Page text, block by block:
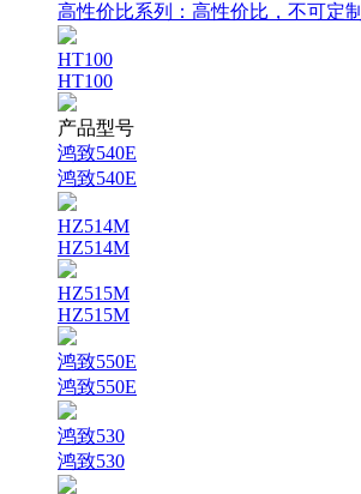
高性价比系列： 高性价比，不可定制
HT100
HT100
产品型号
鸿致540E
鸿致540E
HZ514M
HZ514M
HZ515M
HZ515M
鸿致550E
鸿致550E
鸿致530
鸿致530